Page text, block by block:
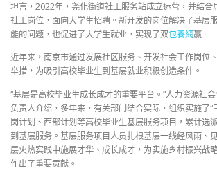
坦言，2022年，尧化街道社工服务站成立运营，并结合
社工岗位，面向大学生招聘。新开发的岗位解决了基层
能的问题，也促进了大学生就业，实现了双包養網赢。
近年来，南京市通过发展社区服务、开发社会工作岗位
举措，为吸引高校毕业生到基层就业积极创造条件。
“基层是高校毕业生成长成才的重要平台。”人力资源社
负责人介绍，多年来，有关部门结合实际，组织实施了“
岗计划、西部计划等高校毕业生基层服务项目，累计选
到基层服务。基层服务项目人员扎根基层一线经风雨、
层火热实践中施展才华、成长成才，为实施乡村振兴战
作出了重要贡献。